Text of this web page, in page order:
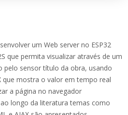
um Web server no ESP32
que permita visualizar através de um
pelo sensor título da obra, usando
que mostra o valor em tempo real
a página no navegador
longo da literatura temas como